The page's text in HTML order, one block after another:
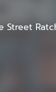
Street